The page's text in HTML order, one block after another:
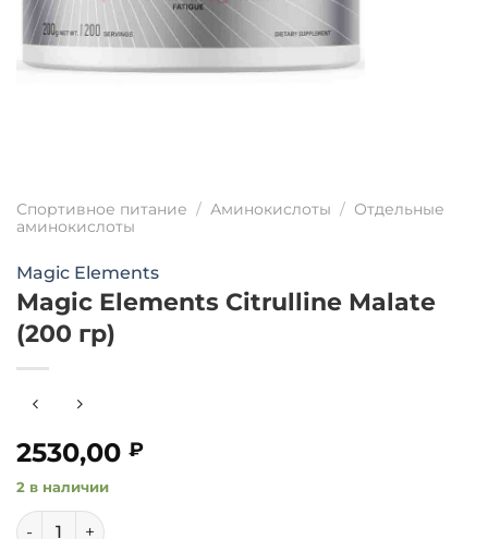
Спортивное питание / Аминокислоты / Отдельные
аминокислоты
Magic Elements
Magic Elements Citrulline Malate
(200 гр)
2530,00 ₽
2 в наличии
Количество товара Magic Elements Citrulline Malate (200